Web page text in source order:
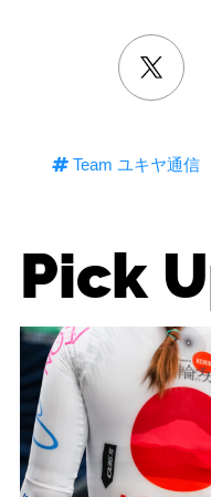
Team ユキヤ通信
Pick